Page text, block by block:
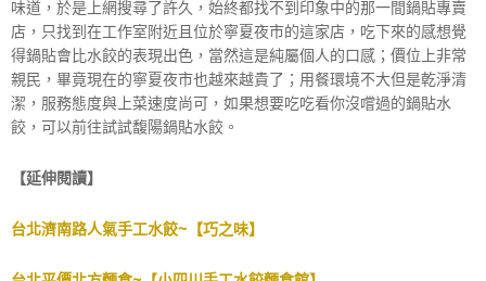
味道，於是上網搜尋了許久，始終都找不到印象中的那一間鍋貼專賣
店，只找到在工作室附近且位於寧夏夜市的這家店，吃下來的感想覺
得鍋貼會比水餃的表現出色，當然這是純屬個人的口感；價位上非常
親民，畢竟現在的寧夏夜市也越來越貴了；用餐環境不大但是乾淨清
潔，服務態度與上菜速度尚可，如果想要吃吃看你沒嚐過的鍋貼水
餃，可以前往試試馥陽鍋貼水餃。
【延伸閱讀】
台北濟南路人氣手工水餃~【巧之味】